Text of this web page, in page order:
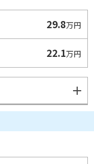
29.8万円
22.1万円